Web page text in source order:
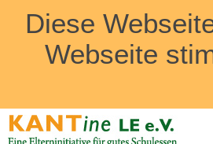
Diese
Webseite